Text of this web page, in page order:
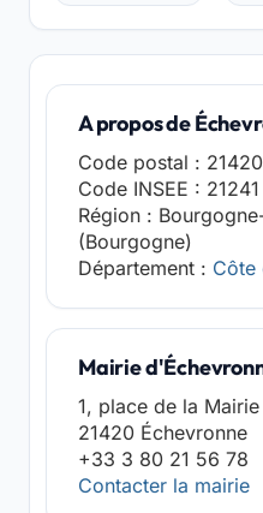
A propos de
Code postal : 21420
Code INSEE : 21241
Région :
(Bourgogne)
Département :
Mairie
1, place de la Mairie
21420 Échevronne
+33 3 80 21 56 78
Contacter la mairie